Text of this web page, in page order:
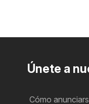
Únete a
Cómo